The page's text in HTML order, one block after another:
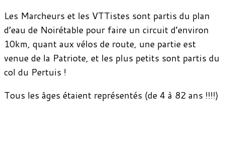
Les Marcheurs et les VTTistes sont partis du plan
d’eau de Noirétable pour faire un circuit d’environ
10km, quant aux vélos de route, une partie est
venue de la Patriote, et les plus petits sont partis du
col du Pertuis !
Tous les âges étaient représentés (de 4 à 82 ans !!!!)